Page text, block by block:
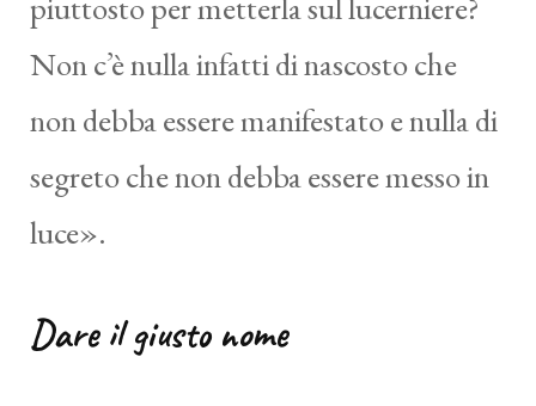
Non c’è nulla infatti di nascosto che
non debba essere manifestato e nulla di
segreto che non debba essere messo in
luce».
Dare il giusto nome